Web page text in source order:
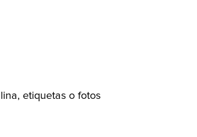
etiquetas o fotos